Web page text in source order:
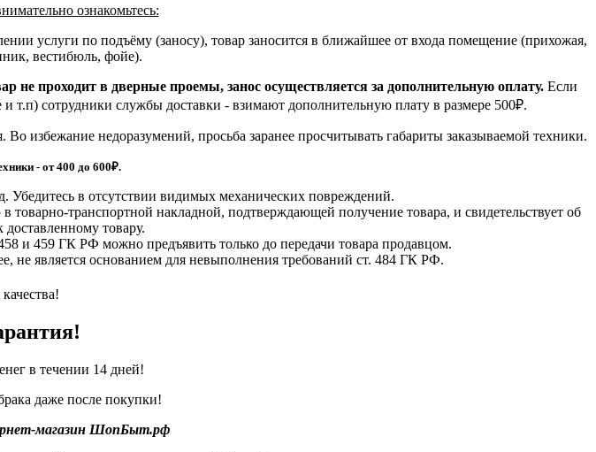
ознакомьтесь:
услуги по подъёму (заносу), товар заносится в ближайшее от входа помещение (прихожая,
вестибюль, фойе).
не проходит в дверные проемы, занос осуществляется за дополнительную оплату. Если
сотрудники службы доставки - взимают дополнительную плату в размере 500₽.
избежание недоразумений, просьба заранее просчитывать габариты заказываемой техники.
- от 400 до 600₽.
в отсутствии видимых механических повреждений.
транспортной накладной, подтверждающей получение товара, и свидетельствует об
доставленному товару.
и 459 ГК РФ можно предъявить только до передачи товара продавцом.
не является основанием для невыполнения требований ст. 484 ГК РФ.
в течении 14 дней!
даже после покупки!
магазин ШопБыт.рф